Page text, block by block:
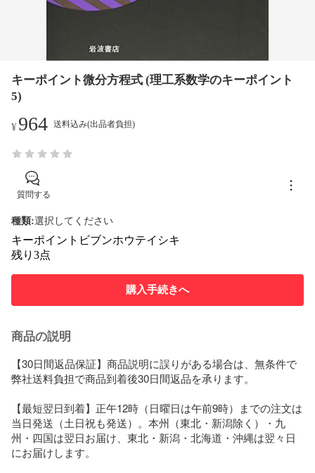
キーポイント微分方程式 (理工系数学のキーポイント
5)
¥964 送料込み(出品者負担)
質問する
種類:選択してください
キーポイントビブンホウテイシキ
残り3点
購入手続きへ
商品の説明
【30日間返品保証】商品説明に誤りがある場合は、無条件で
弊社送料負担で商品到着後30日間返品を承ります。
【最短翌日到着】正午12時（日曜日は午前9時）までの注文は
当日発送（土日祝も発送）。本州（東北・新潟除く）・九
州・四国は翌日お届け、東北・新潟・北海道・沖縄は翌々日
にお届けします。